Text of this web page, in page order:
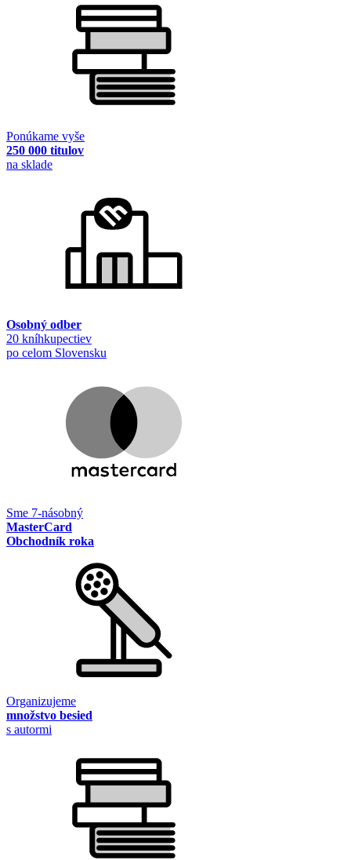
Ponúkame vyše
250 000 titulov
na sklade
Osobný odber
20 kníhkupectiev
po celom Slovensku
Sme 7-násobný
MasterCard
Obchodník roka
Organizujeme
množstvo besied
s autormi